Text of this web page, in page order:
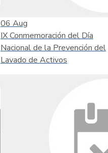
06 Aug
IX Conmemoración del Día
Nacional de la Prevención del
Lavado de Activos